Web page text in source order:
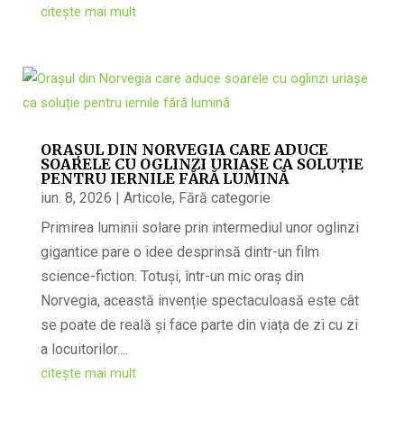
citește mai mult
ORAȘUL DIN NORVEGIA CARE ADUCE
SOARELE CU OGLINZI URIAȘE CA SOLUȚIE
PENTRU IERNILE FĂRĂ LUMINĂ
iun. 8, 2026 | Articole, Fără categorie
Primirea luminii solare prin intermediul unor oglinzi
gigantice pare o idee desprinsă dintr-un film
science-fiction. Totuși, într-un mic oraș din
Norvegia, această invenție spectaculoasă este cât
se poate de reală și face parte din viața de zi cu zi
a locuitorilor....
citește mai mult